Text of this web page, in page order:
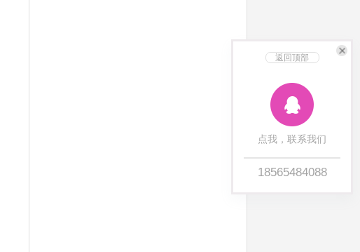
返回顶部
点我，联系我们
18565484088